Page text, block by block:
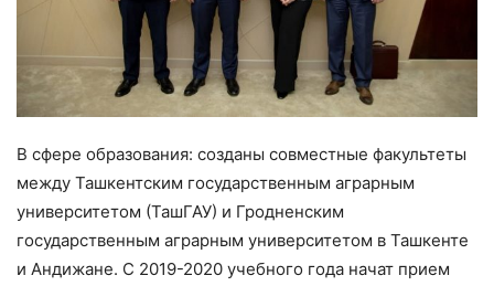
В сфере образования: созданы совместные факультеты
между Ташкентским государственным аграрным
университетом (ТашГАУ) и Гродненским
государственным аграрным университетом в Ташкенте
и Андижане. С 2019-2020 учебного года начат прием